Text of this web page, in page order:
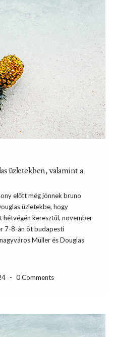
üzletekben, valamint a
előtt még jönnek bruno
üzletekbe, hogy
keresztül, november
7-8-án öt budapesti
Müller és Douglas
- 0 Comments